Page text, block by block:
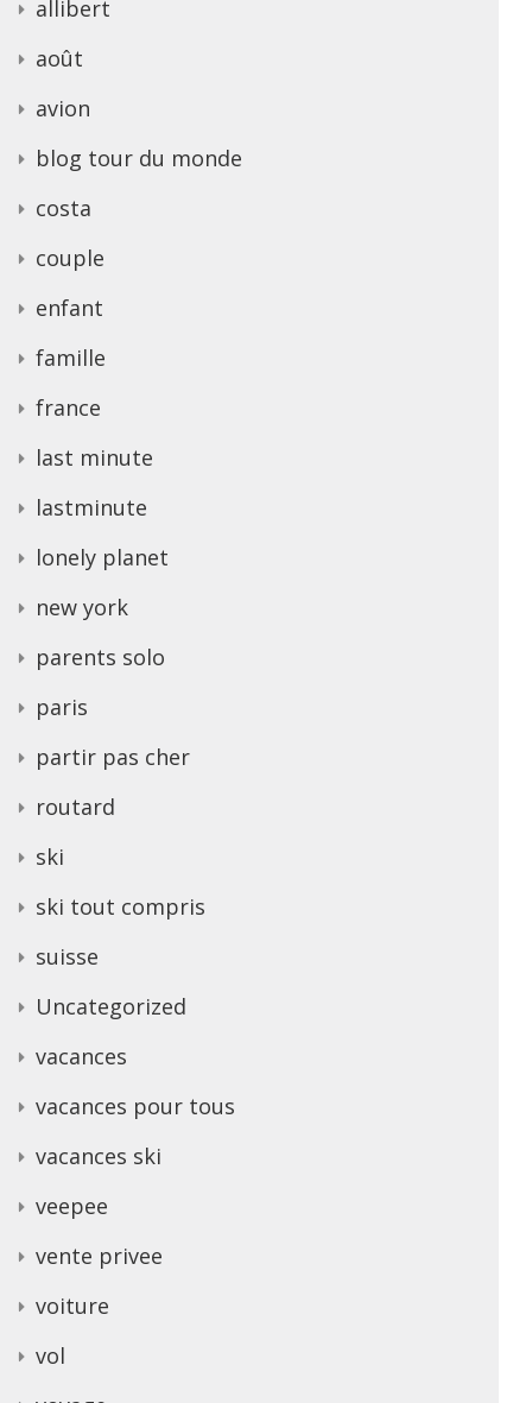
allibert
août
avion
blog tour du monde
costa
couple
enfant
famille
france
last minute
lastminute
lonely planet
new york
parents solo
paris
partir pas cher
routard
ski
ski tout compris
suisse
Uncategorized
vacances
vacances pour tous
vacances ski
veepee
vente privee
voiture
vol